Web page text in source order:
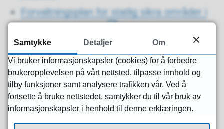
Forvaltningsplan for statlig sikra områder i
Naturtypekartlegging i Urheia
Notat - Naturtypekartlegging i Risør
kommune(PDF, 9 MB)
Samtykke Detaljer Om
Vi bruker informasjonskapsler (cookies) for å forbedre
brukeropplevelsen på vårt nettsted, tilpasse innhold og
tilby funksjoner samt analysere trafikken vår. Ved å
fortsette å bruke nettstedet, samtykker du til vår bruk av
informasjonskapsler i henhold til denne erklæringen.